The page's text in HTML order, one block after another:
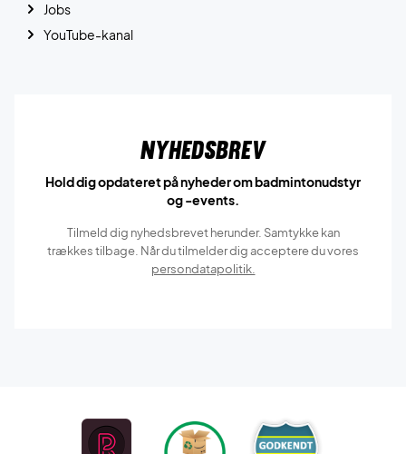
Jobs
YouTube-kanal
Nyhedsbrev
Hold dig opdateret på nyheder om badmintonudstyr
og -events.
Tilmeld dig nyhedsbrevet herunder. Samtykke kan
trækkes tilbage. Når du tilmelder dig acceptere du vores
persondatapolitik.